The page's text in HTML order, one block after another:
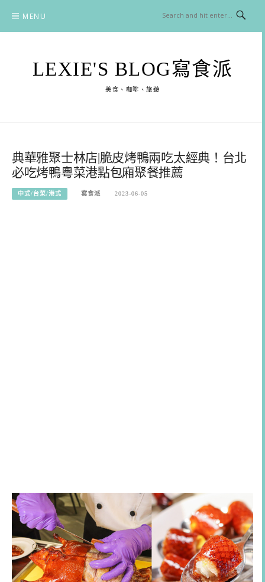
content
MENU
LEXIE'S BLOG寫食派
美食、咖啡、旅遊
典華雅聚士林店|脆皮烤鴨兩吃太經典！台北
必吃烤鴨粵菜港點包廂聚餐推薦
中式/台菜/港式 寫食派 2023-06-05